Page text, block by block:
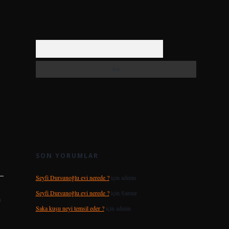
SON YORUMLAR
Seyfi Dursunoğlu evi nerede ?için admin
Seyfi Dursunoğlu evi nerede ?için Samur
Saka kuşu neyi temsil eder ?için admin